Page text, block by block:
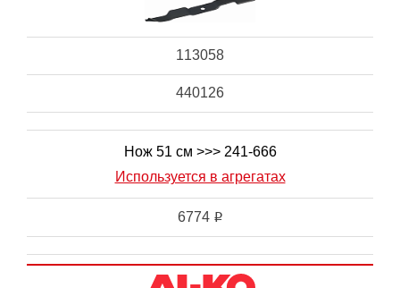
113058
440126
Нож 51 см >>> 241-666
Используется в агрегатах
6774 i